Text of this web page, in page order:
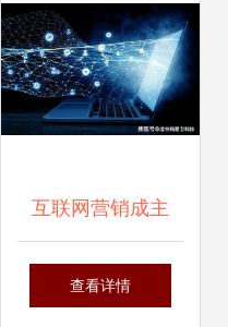
互联网营销成主
流，诺帝玛厨卫精
查看详情